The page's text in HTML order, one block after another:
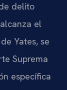
delito
el
Yates, se
Suprema
específica